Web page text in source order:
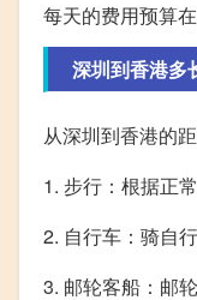
每天的费用预算
深圳到香港多
从深圳到香港的
1. 步行：根据正
2. 自行车：骑自
3. 邮轮客船：邮